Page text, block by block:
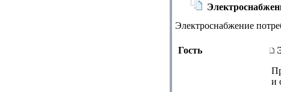
Электроснабжение
Гость
и